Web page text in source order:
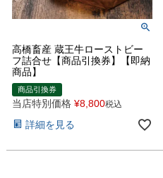
高橋畜産 蔵王牛ローストビー
フ詰合せ【商品引換券】【即納
商品】
商品引換券
当店特別価格 ¥8,800税込
詳細を見る